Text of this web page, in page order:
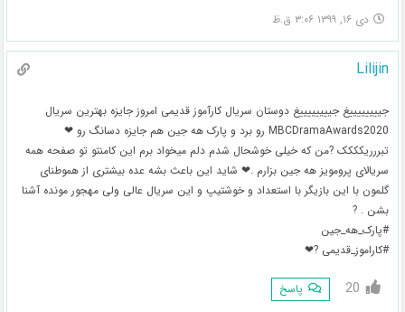
دی ۱۶, ۱۳۹۹ ۳:۰۶ ق.ظ
Lilijin
جییییییییغ جییییییییغ دوستان سریال کارآموز قدیمی امروز جایزه بهترین سریال
MBCDramaAwards2020 رو برد و پارک هه جین هم جایزه دسانگ رو ❤
تبررریکککک ?من که خیلی خوشحال شدم دلم میخواد برم این کامنتو تو صفحه همه
سریالای پرومویز هه جین بزارم .❤ شاید این باعث بشه عده بیشتری از هموطنای
گلمون با این بازیگر با استعداد و خوشتیپ و این سریال عالی ولی مهجور مونده آشنا
بشن . ?
#پارک_هه_جین
#کاراموز_قدیمی ?❤
20 پاسخ